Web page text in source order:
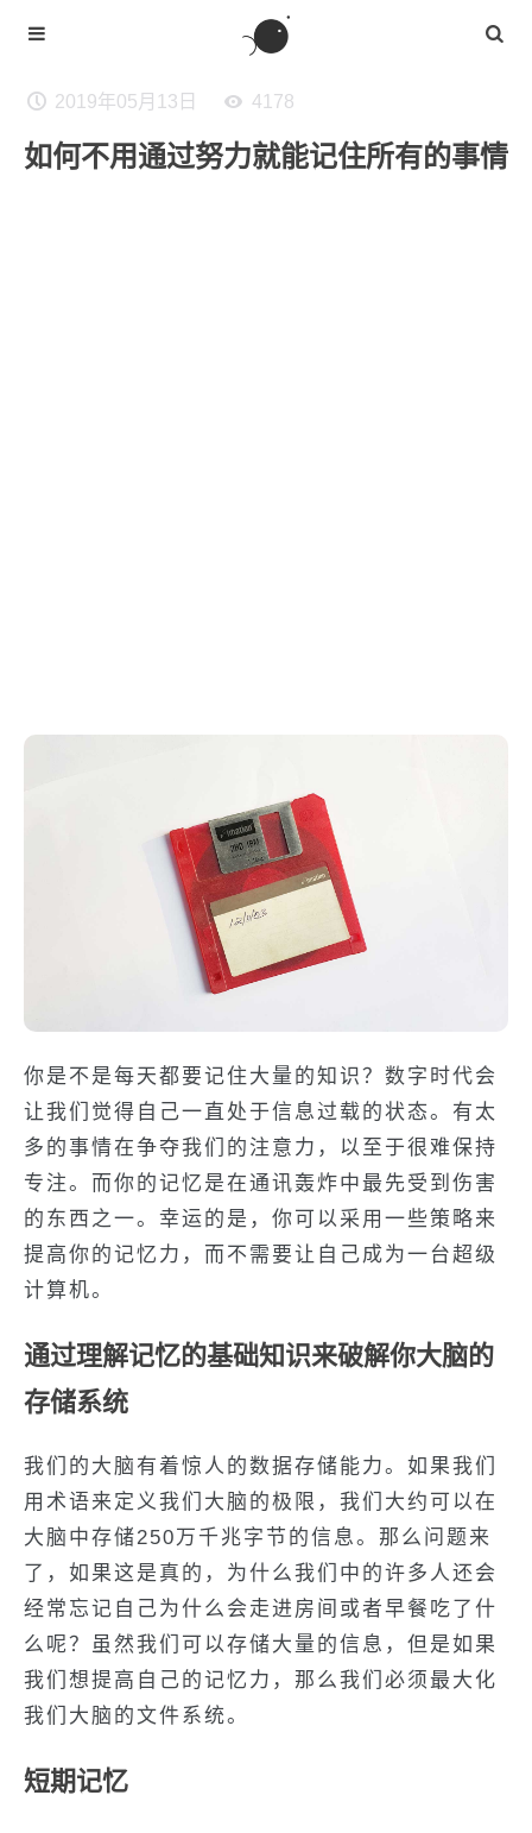
2019年05月13日 4178
如何不用通过努力就能记住所有的事情
你是不是每天都要记住大量的知识？数字时代会
让我们觉得自己一直处于信息过载的状态。有太
多的事情在争夺我们的注意力，以至于很难保持
专注。而你的记忆是在通讯轰炸中最先受到伤害
的东西之一。幸运的是，你可以采用一些策略来
提高你的记忆力，而不需要让自己成为一台超级
计算机。
通过理解记忆的基础知识来破解你大脑的
存储系统
我们的大脑有着惊人的数据存储能力。如果我们
用术语来定义我们大脑的极限，我们大约可以在
大脑中存储250万千兆字节的信息。那么问题来
了，如果这是真的，为什么我们中的许多人还会
经常忘记自己为什么会走进房间或者早餐吃了什
么呢？虽然我们可以存储大量的信息，但是如果
我们想提高自己的记忆力，那么我们必须最大化
我们大脑的文件系统。
短期记忆